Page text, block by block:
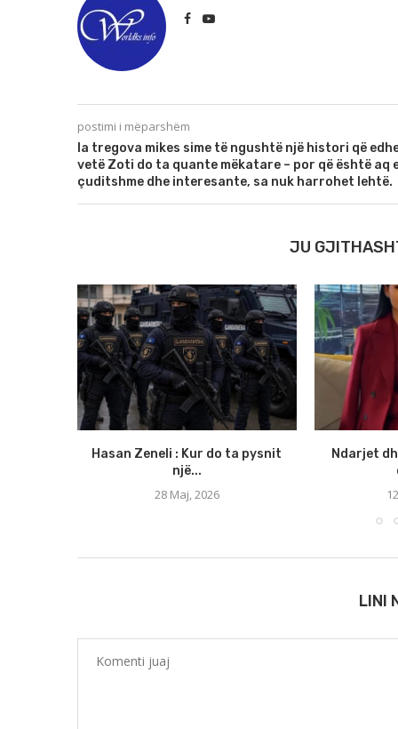
postimi i mëparshëm
Ia tregova mikes sime të ngushtë një histori që
vetë Zoti do ta quante mëkatare – por që është aq
çuditshme dhe interesante, sa nuk harrohet lehtë.
JU
Hasan Zeneli : Kur do ta pysnit
një...
28 Maj, 2026
Ndarjet
LINI